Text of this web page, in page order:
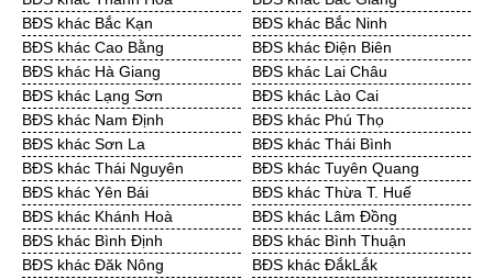
Cần Thuê Đồng Tháp
Cần Thuê Hậu Giang
Cần Thuê Kiên Giang
Cần Thuê Long An
Cần Thuê Sóc Trăng
Cần Thuê Tây Ninh
Cần Thuê Tiền Giang
Cần Thuê Trà Vinh
Cần Thuê Vĩnh Long
Cần Thuê Hải Dương
Cần Thuê Hưng Yên
Cần Thuê Quảng Ninh
BĐS khác Bắc Kạn
BĐS khác Bắc Ninh
BĐS khác Cao Bằng
BĐS khác Điện Biên
BĐS khác Hà Giang
BĐS khác Lai Châu
BĐS khác Lạng Sơn
BĐS khác Lào Cai
BĐS khác Nam Định
BĐS khác Phú Thọ
BĐS khác Sơn La
BĐS khác Thái Bình
BĐS khác Thái Nguyên
BĐS khác Tuyên Quang
BĐS khác Yên Bái
BĐS khác Thừa T. Huế
BĐS khác Khánh Hoà
BĐS khác Lâm Đồng
BĐS khác Bình Định
BĐS khác Bình Thuận
BĐS khác Đăk Nông
BĐS khác ĐắkLắk